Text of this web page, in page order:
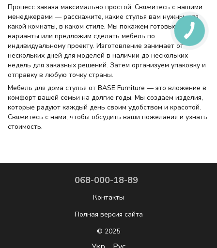
Процесс заказа максимально простой. Свяжитесь с нашими
менеджерами — расскажите, какие стулья вам нужны, для
какой комнаты, в каком стиле. Мы покажем готовые
варианты или предложим сделать мебель по
индивидуальному проекту. Изготовление занимает от
нескольких дней для моделей в наличии до нескольких
недель для заказных решений. Затем организуем упаковку и
отправку в любую точку страны.
Мебель для дома стулья от BASE Furniture — это вложение в
комфорт вашей семьи на долгие годы. Мы создаем изделия,
которые радуют каждый день своим удобством и красотой.
Свяжитесь с нами, чтобы обсудить ваши пожелания и узнать
стоимость.
068-000-18-89
Контакты
Полная версия сайта
© 2025